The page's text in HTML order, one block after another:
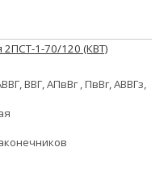
2ПСТ-1-70/120 (КВТ)
ВВГ, АПвВг , ПвВг, АВВГз,